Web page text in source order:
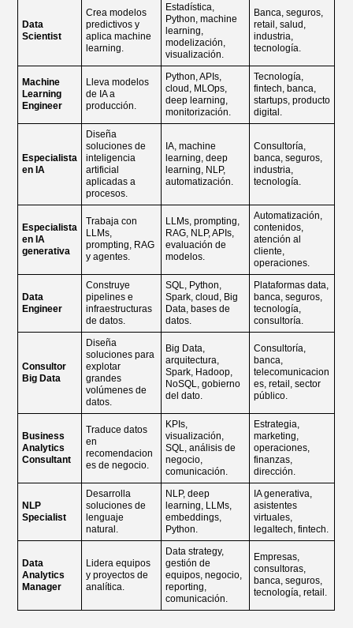
Data
Scientist
Crea modelos
predictivos y
aplica machine
learning.
Estadística,
Python, machine
learning,
modelización,
visualización.
Banca, seguros,
retail, salud,
industria,
tecnología.
Machine
Learning
Engineer
Lleva modelos
de IA a
producción.
Python, APIs,
cloud, MLOps,
deep learning,
monitorización.
Tecnología,
fintech, banca,
startups, producto
digital.
Especialista
en IA
Diseña
soluciones de
inteligencia
artificial
aplicadas a
procesos.
IA, machine
learning, deep
learning, NLP,
automatización.
Consultoría,
banca, seguros,
industria,
tecnología.
Especialista
en IA
generativa
Trabaja con
LLMs,
prompting, RAG
y agentes.
LLMs, prompting,
RAG, NLP, APIs,
evaluación de
modelos.
Automatización,
contenidos,
atención al
cliente,
operaciones.
Data
Engineer
Construye
pipelines e
infraestructuras
de datos.
SQL, Python,
Spark, cloud, Big
Data, bases de
datos.
Plataformas data,
banca, seguros,
tecnología,
consultoría.
Consultor
Big Data
Diseña
soluciones para
explotar
grandes
volúmenes de
datos.
Big Data,
arquitectura,
Spark, Hadoop,
NoSQL, gobierno
del dato.
Consultoría,
banca,
telecomunicacion
es, retail, sector
público.
Business
Analytics
Consultant
Traduce datos
en
recomendacion
es de negocio.
KPIs,
visualización,
SQL, análisis de
negocio,
comunicación.
Estrategia,
marketing,
operaciones,
finanzas,
dirección.
NLP
Specialist
Desarrolla
soluciones de
lenguaje
natural.
NLP, deep
learning, LLMs,
embeddings,
Python.
IA generativa,
asistentes
virtuales,
legaltech, fintech.
Data
Analytics
Manager
Lidera equipos
y proyectos de
analítica.
Data strategy,
gestión de
equipos, negocio,
reporting,
comunicación.
Empresas,
consultoras,
banca, seguros,
tecnología, retail.